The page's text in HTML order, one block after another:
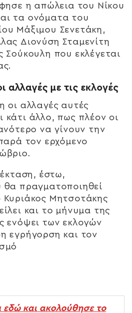
η απώλεια του Νίκου
τα ονόματα του
Μάξιμου Σενετάκη,
Διονύση Σταμενίτη
Σούκουλη που εκλέγεται
αλλαγές με τις εκλογές
οι αλλαγές αυτές
κάτι άλλο, πως πλέον οι
να γίνουν την
τον ερχόμενο
έστω,
θα πραγματοποιηθεί
Κυριάκος Μητσοτάκης
και το μήνυμα της
ενόψει των εκλογών
εγρήγορση και τον
εδώ και ακολούθησε το